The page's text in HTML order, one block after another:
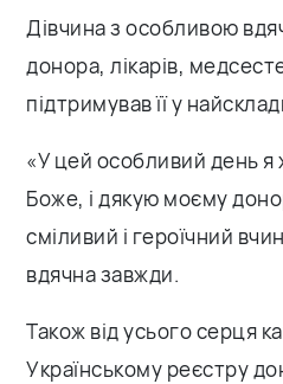
Дівчина з особливою
донора, лікарів,
підтримував її у
«У цей особливий день я
Боже, і дякую моєму
сміливий і героїчний
вдячна завжди.
Також від усього серця
Українському реєстру